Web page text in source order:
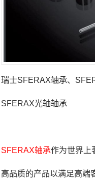
瑞士SFERAX轴承、
SFERAX光轴轴承
SFERAX轴承作为世界上
高品质的产品以满足高端